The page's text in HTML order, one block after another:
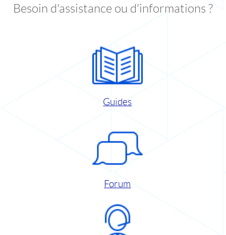
Besoin d'assistance ou d'informations ?
Guides
Forum